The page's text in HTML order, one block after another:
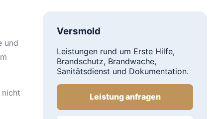
und
nicht
Versmold
Leistungen rund um Erste Hilfe,
Brandschutz, Brandwache,
Sanitätsdienst und Dokumentation.
Leistung anfragen